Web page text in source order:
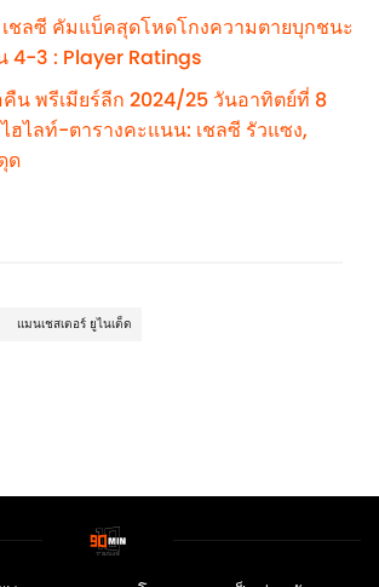
เชลซี คัมแบ็คสุดโหดโกงความตายบุกชนะ
4-3 : Player Ratings
น พรีเมียร์ลีก 2024/25 วันอาทิตย์ที่ 8
ไลท์-ตารางคะแนน: เชลซี รัวแซง,
ด
แมนเชสเตอร์ ยูไนเต็ด